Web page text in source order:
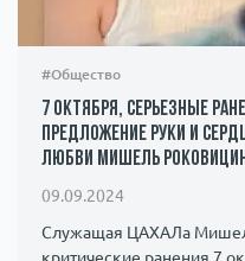
#Общество
7 октября, серьезные
предложение руки и
любви Мишель
09.09.2024
Служащая ЦАХАЛа